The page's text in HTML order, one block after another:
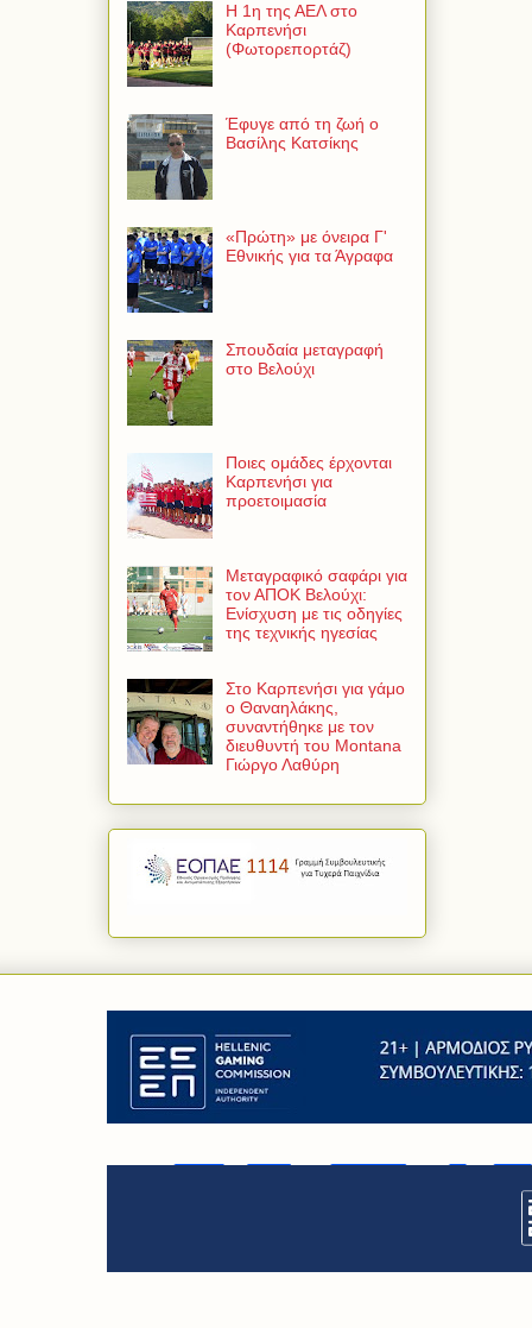
Η 1η της ΑΕΛ στο
Καρπενήσι
(Φωτορεπορτάζ)
Έφυγε από τη ζωή ο
Βασίλης Κατσίκης
«Πρώτη» με όνειρα Γ'
Εθνικής για τα Άγραφα
Σπουδαία μεταγραφή
στο Βελούχι
Ποιες ομάδες έρχονται
Καρπενήσι για
προετοιμασία
Μεταγραφικό σαφάρι για
τον ΑΠΟΚ Βελούχι:
Ενίσχυση με τις οδηγίες
της τεχνικής ηγεσίας
Στο Καρπενήσι για γάμο
ο Θαναηλάκης,
συναντήθηκε με τον
διευθυντή του Montana
Γιώργο Λαθύρη